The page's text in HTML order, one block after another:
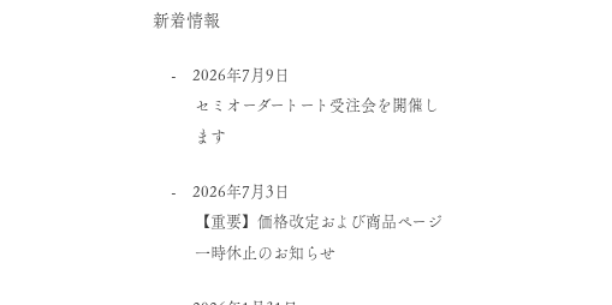
新着情報
2026年7月9日
セミオーダートート受注会を開催し
ます
2026年7月3日
【重要】価格改定および商品ページ
一時休止のお知らせ